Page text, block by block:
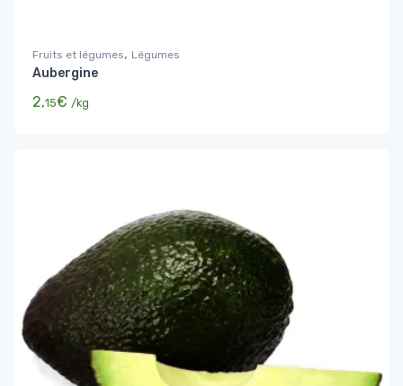
Fruits et légumes, Légumes
Aubergine
2,15€ /kg